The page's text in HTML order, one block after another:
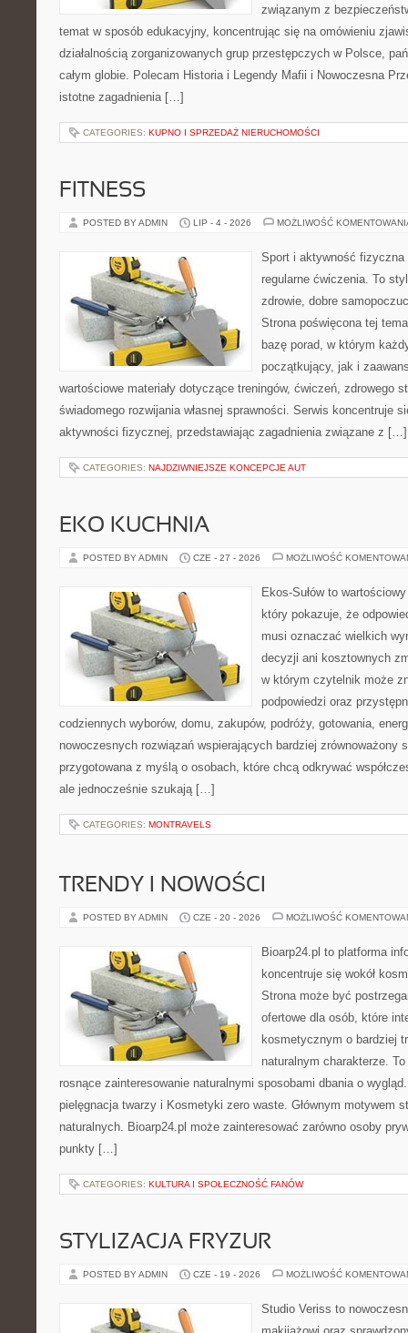
związanym z
temat w sposób edukacyjny, koncentrując się na omówieniu
działalnością zorganizowanych grup przestępczych w Polsce,
całym globie. Polecam Historia i Legendy Mafii i Nowoczesna
istotne zagadnienia […]
CATEGORIES: KUPNO I SPRZEDAŻ NIERUCHOMOŚCI
FITNESS
POSTED BY ADMIN LIP - 4 - 2026 MOŻLIWOŚĆ
Sport i aktywność
regularne ćwiczenia. To
zdrowie, dobre
Strona poświęcona tej
bazę porad, w którym
początkujący, jak i
wartościowe materiały dotyczące treningów, ćwiczeń, zdrowego
świadomego rozwijania własnej sprawności. Serwis koncentruje
aktywności fizycznej, przedstawiając zagadnienia związane z […]
CATEGORIES: NAJDZIWNIEJSZE KONCEPCJE AUT
EKO KUCHNIA
POSTED BY ADMIN CZE - 27 - 2026 MOŻLIWOŚĆ
Ekos-Sułów to
który pokazuje, że
musi oznaczać wielkich
decyzji ani kosztownych
w którym czytelnik może
podpowiedzi oraz
codziennych wyborów, domu, zakupów, podróży, gotowania,
nowoczesnych rozwiązań wspierających bardziej zrównoważony
przygotowana z myślą o osobach, które chcą odkrywać
ale jednocześnie szukają […]
CATEGORIES: MONTRAVELS
TRENDY I NOWOŚCI
POSTED BY ADMIN CZE - 20 - 2026 MOŻLIWOŚĆ
Bioarp24.pl to platforma
koncentruje się wokół
Strona może być
ofertowe dla osób, które
kosmetycznym o bardziej
naturalnym charakterze.
rosnące zainteresowanie naturalnymi sposobami dbania o
pielęgnacja twarzy i Kosmetyki zero waste. Głównym motywem
naturalnych. Bioarp24.pl może zainteresować zarówno osoby
punkty […]
CATEGORIES: KULTURA I SPOŁECZNOŚĆ FANÓW
STYLIZACJA FRYZUR
POSTED BY ADMIN CZE - 19 - 2026 MOŻLIWOŚĆ
Studio Veriss to